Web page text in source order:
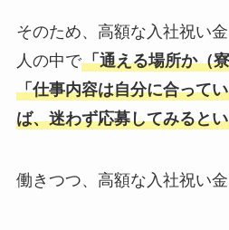
そのため、高額な入社祝い
人の中で「通える場所か（
「仕事内容は自分に合って
ば、迷わず応募してみると
働きつつ、高額な入社祝い金